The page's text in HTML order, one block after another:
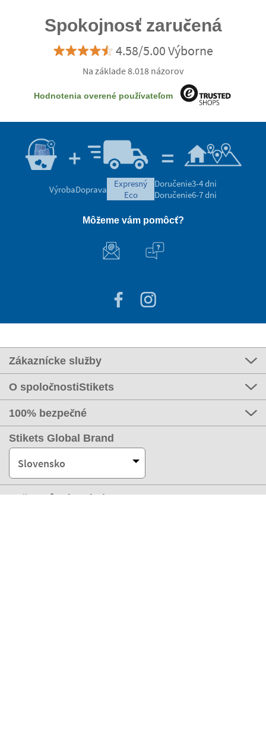
Spokojnosť zaručená
4.58/5.00 Výborne
Na základe 8.018 názorov
Hodnotenia overené používateľom
VýrobaDoprava
expresný
eco
Doručenie3-4 dni
Doručenie6-7 dni
Môžeme vám pomôcť?
Zákaznícke služby
O spoločnostiStikets
100% bezpečné
Stikets Global Brand
Slovensko
Naše spôsoby platby